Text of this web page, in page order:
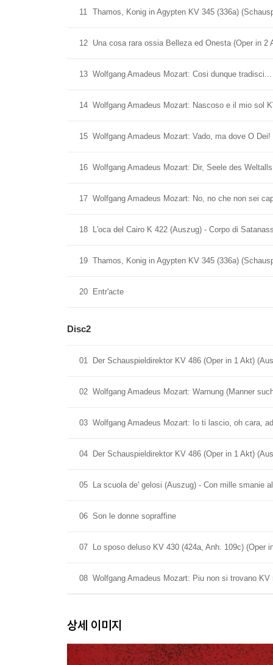
11 Thamos, Konig in Agypten KV 345 (336a)
12 Una cosa rara ossia Belleza ed Onesta (Oper in
13 Wolfgang Amadeus Mozart: Cosi dunque
14 Wolfgang Amadeus Mozart: Nascoso e il mio sol
15 Wolfgang Amadeus Mozart: Vado, ma dove O
16 Wolfgang Amadeus Mozart: Dir, Seele des
17 Wolfgang Amadeus Mozart: No, no che non sei
18 L'oca del Cairo K 422 (Auszug) - Corpo di
19 Thamos, Konig in Agypten KV 345 (336a)
20 Entr'acte
Disc2
01 Der Schauspieldirektor KV 486 (Oper in 1 Akt)
02 Wolfgang Amadeus Mozart: Warnung (Manner
03 Wolfgang Amadeus Mozart: Io ti lascio, oh cara,
04 Der Schauspieldirektor KV 486 (Oper in 1 Akt)
05 La scuola de' gelosi (Auszug) - Con mille smanie
06 Son le donne sopraffine
07 Lo sposo deluso KV 430 (424a, Anh. 109c) (Oper
08 Wolfgang Amadeus Mozart: Piu non si trovano
상세 이미지